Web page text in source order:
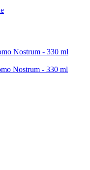
Nostrum - 330 ml
Nostrum - 330 ml